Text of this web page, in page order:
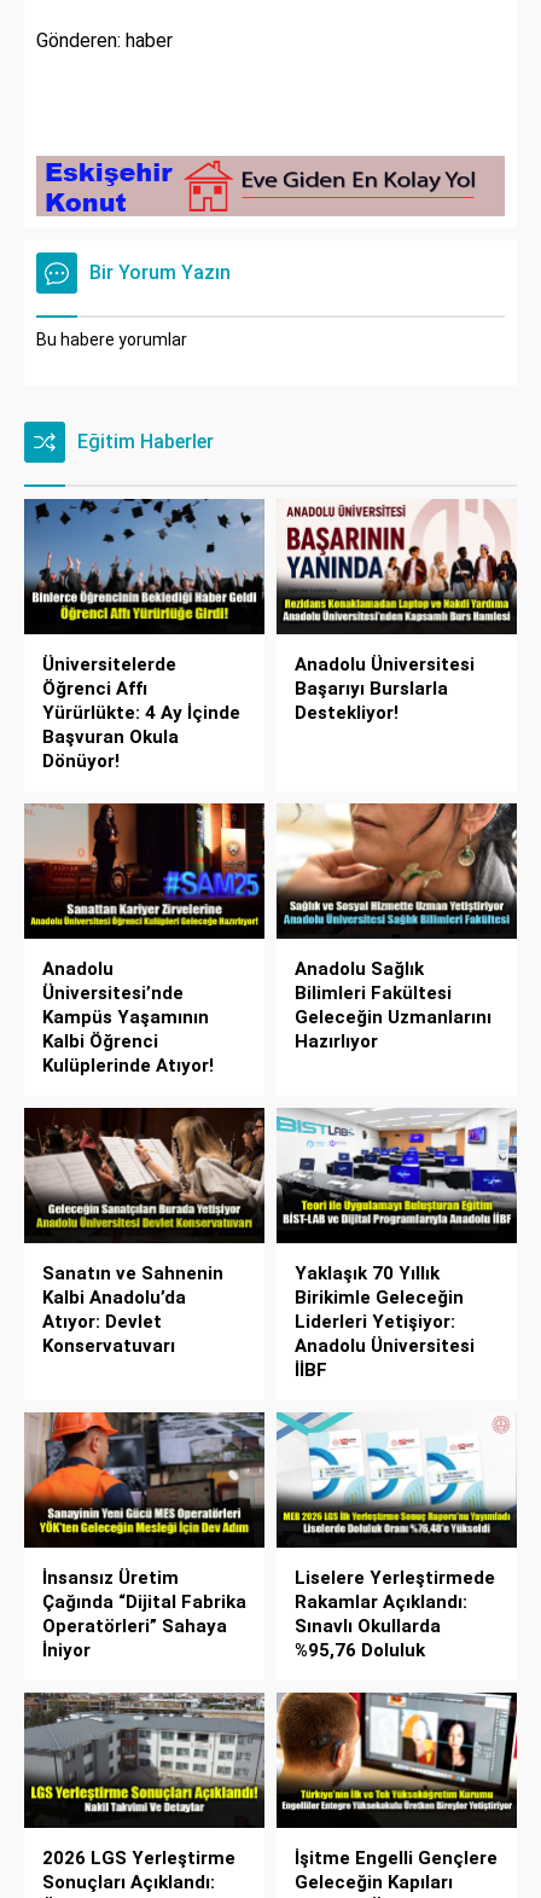
Gönderen: haber
Bir Yorum Yazın
Bu habere yorumlar
Eğitim Haberler
Üniversitelerde
Öğrenci Affı
Yürürlükte: 4 Ay İçinde
Başvuran Okula
Dönüyor!
Anadolu Üniversitesi
Başarıyı Burslarla
Destekliyor!
Anadolu
Üniversitesi’nde
Kampüs Yaşamının
Kalbi Öğrenci
Kulüplerinde Atıyor!
Anadolu Sağlık
Bilimleri Fakültesi
Geleceğin Uzmanlarını
Hazırlıyor
Sanatın ve Sahnenin
Kalbi Anadolu’da
Atıyor: Devlet
Konservatuvarı
Yaklaşık 70 Yıllık
Birikimle Geleceğin
Liderleri Yetişiyor:
Anadolu Üniversitesi
İİBF
İnsansız Üretim
Çağında “Dijital Fabrika
Operatörleri” Sahaya
İniyor
Liselere Yerleştirmede
Rakamlar Açıklandı:
Sınavlı Okullarda
%95,76 Doluluk
2026 LGS Yerleştirme
Sonuçları Açıklandı:
İşitme Engelli Gençlere
Geleceğin Kapıları